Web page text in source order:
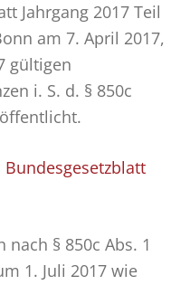
Jahrgang 2017 Teil
am 7. April 2017,
gültigen
i. S. d. § 850c
§ 850c Abs. 1
1. Juli 2017 wie